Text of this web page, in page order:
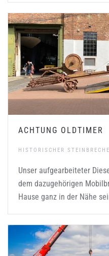
ACHTUNG OLDTIMER
HISTORISCHER
Unser aufgearbeiteter
dem dazugehörigen
Hause ganz in der Nähe